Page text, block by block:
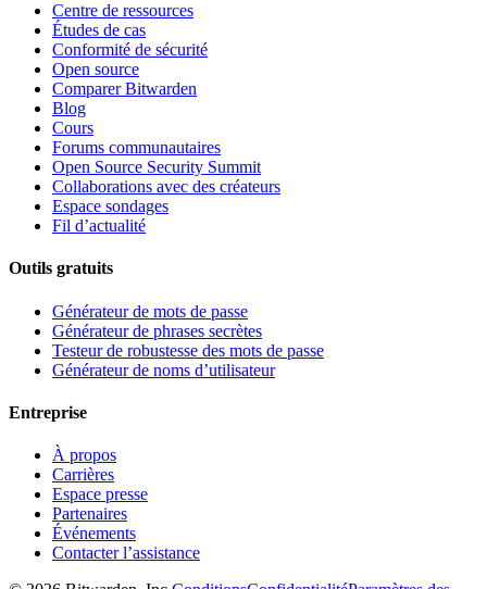
Centre de ressources
Études de cas
Conformité de sécurité
Open source
Comparer Bitwarden
Blog
Cours
Forums communautaires
Open Source Security Summit
Collaborations avec des créateurs
Espace sondages
Fil d’actualité
Outils gratuits
Générateur de mots de passe
Générateur de phrases secrètes
Testeur de robustesse des mots de passe
Générateur de noms d’utilisateur
Entreprise
À propos
Carrières
Espace presse
Partenaires
Événements
Contacter l’assistance